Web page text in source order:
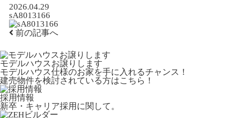
2026.04.29
sA8013166
前の記事へ
モデルハウスお譲りします
モデルハウス仕様のお家を手に入れるチャンス！
建売物件を検討されている方はこちら！
採用情報
新卒・キャリア採用に関して。